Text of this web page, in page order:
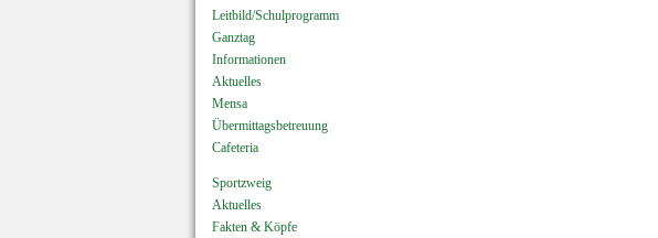
Leitbild/Schulprogramm
Ganztag
Informationen
Aktuelles
Mensa
Übermittagsbetreuung
Cafeteria
Sportzweig
Aktuelles
Fakten & Köpfe